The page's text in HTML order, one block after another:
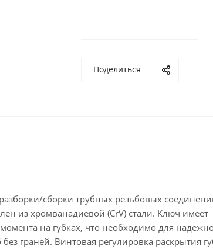
Поделиться
сборки трубных резьбовых
из хромванадиевой (CrV) стали. Ключ имеет
на губках, что необходимо для
граней. Винтовая регулировка раскрытия